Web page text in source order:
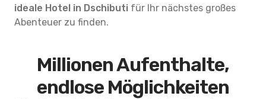
ideale Hotel in Dschibuti für Ihr nächstes großes
Abenteuer zu finden.
Millionen Aufenthalte,
endlose Möglichkeiten